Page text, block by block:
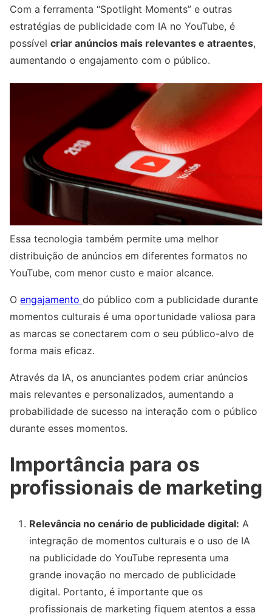
Com a ferramenta “Spotlight Moments” e outras
estratégias de publicidade com IA no YouTube, é
possível criar anúncios mais relevantes e atraentes,
aumentando o engajamento com o público.
Essa tecnologia também permite uma melhor
distribuição de anúncios em diferentes formatos no
YouTube, com menor custo e maior alcance.
O engajamento do público com a publicidade durante
momentos culturais é uma oportunidade valiosa para
as marcas se conectarem com o seu público-alvo de
forma mais eficaz.
Através da IA, os anunciantes podem criar anúncios
mais relevantes e personalizados, aumentando a
probabilidade de sucesso na interação com o público
durante esses momentos.
Importância para os
profissionais de marketing
Relevância no cenário de publicidade digital: A
integração de momentos culturais e o uso de IA
na publicidade do YouTube representa uma
grande inovação no mercado de publicidade
digital. Portanto, é importante que os
profissionais de marketing fiquem atentos a essa